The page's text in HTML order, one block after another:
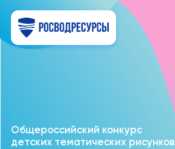
Общероссийский конкурс
детских тематических рисунков